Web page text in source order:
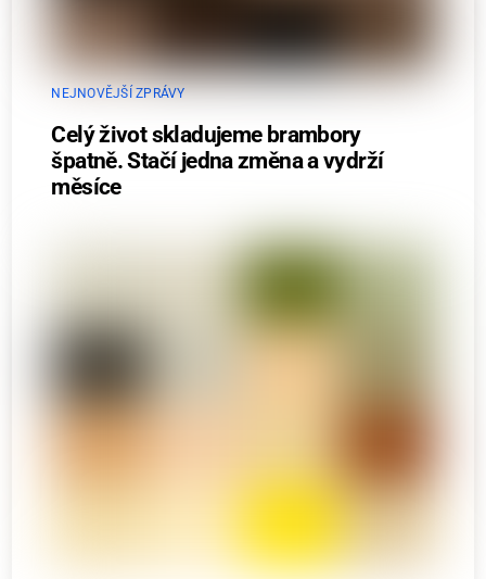
NEJNOVĚJŠÍ ZPRÁVY
Celý život skladujeme brambory
špatně. Stačí jedna změna a vydrží
měsíce